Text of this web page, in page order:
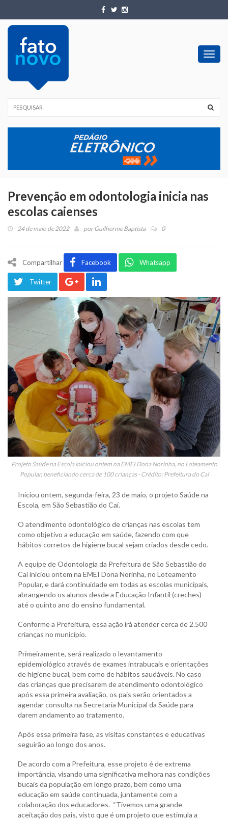
Prevenção em odontologia inicia nas
escolas caienses
24 de maio de 2022 porGuilherme Baptista 0
Compartilhar Facebook Whatsapp
Twitter
Projeto Saúde na Escola iniciou ontem na EMEI Dona Norinha, no Loteamento
Popular, beneficiando cerca de 100 crianças - Crédito: Prefeitura do Caí
Iniciou ontem, segunda-feira, 23 de maio, o projeto Saúde na
Escola, em São Sebastião do Caí.
O atendimento odontológico de crianças nas escolas tem
como objetivo a educação em saúde, fazendo com que
hábitos corretos de higiene bucal sejam criados desde cedo.
A equipe de Odontologia da Prefeitura de São Sebastião do
Caí iniciou ontem na EMEI Dona Norinha, no Loteamento
Popular, e dará continuidade em todas as escolas municipais,
abrangendo os alunos desde a Educação Infantil (creches)
até o quinto ano do ensino fundamental.
Conforme a Prefeitura, essa ação irá atender cerca de 2.500
crianças no município.
Primeiramente, será realizado o levantamento
epidemiológico através de exames intrabucais e orientações
de higiene bucal, bem como de hábitos saudáveis. No caso
das crianças que precisarem de atendimento odontológico
após essa primeira avaliação, os pais serão orientados a
agendar consulta na Secretaria Municipal da Saúde para
darem andamento ao tratamento.
Após essa primeira fase, as visitas constantes e educativas
seguirão ao longo dos anos.
De acordo com a Prefeitura, esse projeto é de extrema
importância, visando uma significativa melhora nas condições
bucais da população em longo prazo, bem como uma
educação em saúde continuada, juntamente com a
colaboração dos educadores. “Tivemos uma grande
aceitação dos pais, visto que é um projeto que estimula a